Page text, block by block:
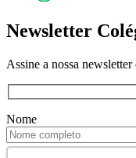
Newsletter
Assine a nossa
Nome